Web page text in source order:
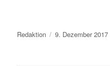
Autor
Redaktion
Veröffentlicht
9. Dezember 2017